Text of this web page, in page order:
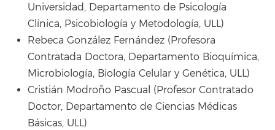
Universidad, Departamento de Psicología
Clínica, Psicobiología y Metodología, ULL)
Rebeca González Fernández (Profesora
Contratada Doctora, Departamento Bioquímica,
Microbiología, Biología Celular y Genética, ULL)
Cristián Modroño Pascual (Profesor Contratado
Doctor, Departamento de Ciencias Médicas
Básicas, ULL)